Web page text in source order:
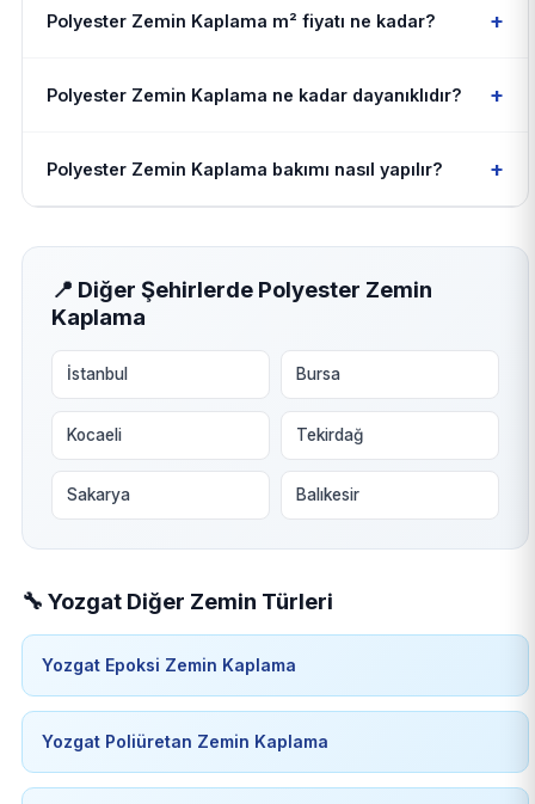
Polyester Zemin Kaplama m² fiyatı ne kadar? +
Polyester Zemin Kaplama ne kadar dayanıklıdır? +
Polyester Zemin Kaplama bakımı nasıl yapılır? +
📍 Diğer Şehirlerde Polyester Zemin
Kaplama
İstanbul Bursa
Kocaeli Tekirdağ
Sakarya Balıkesir
🔧 Yozgat Diğer Zemin Türleri
Yozgat Epoksi Zemin Kaplama
Yozgat Poliüretan Zemin Kaplama